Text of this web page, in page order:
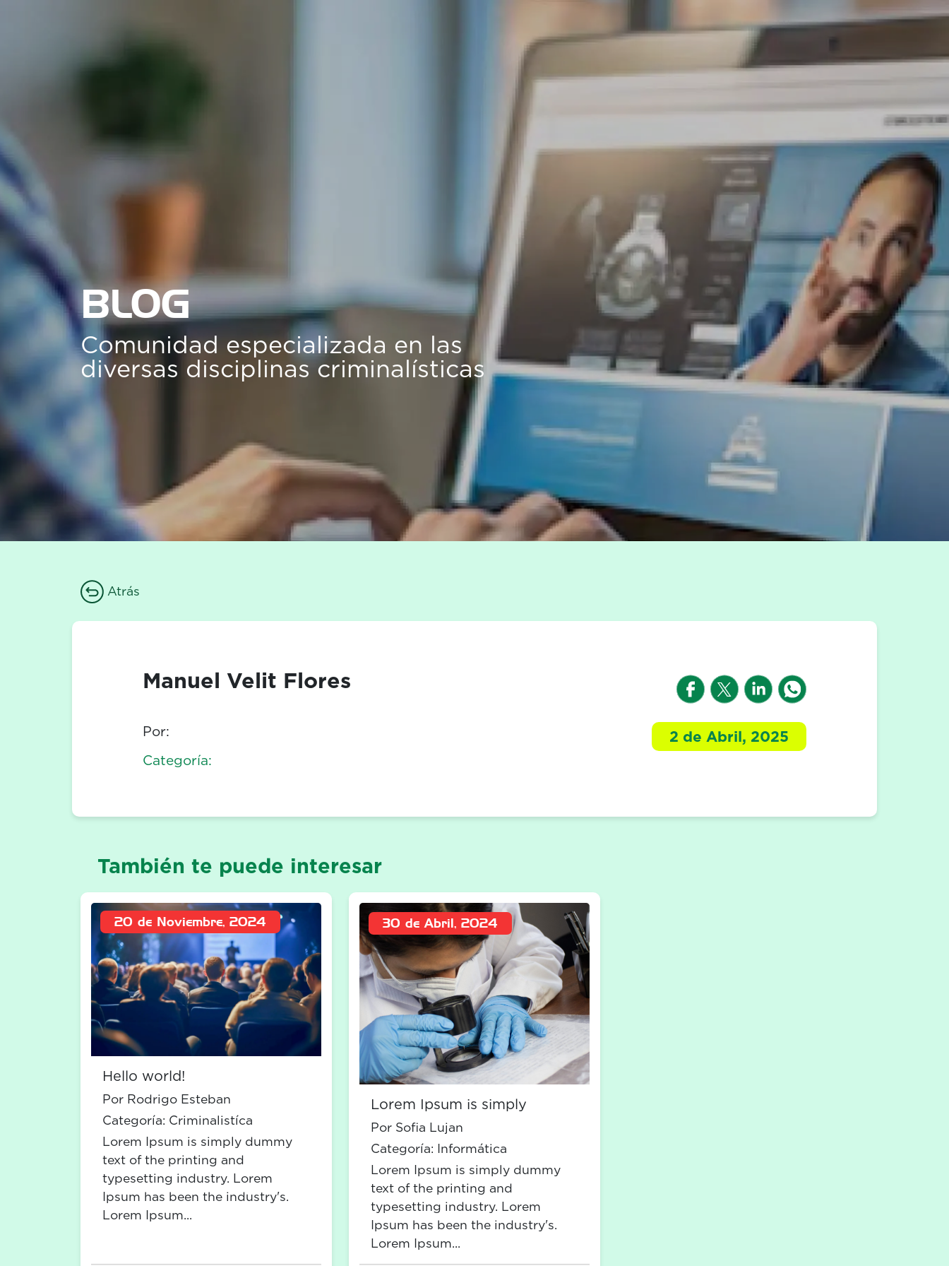
Certificados Soluciones Contáctanos
BLOG
Comunidad especializada en las
diversas disciplinas criminalísticas
Atrás
Manuel Velit Flores
Por: 2 de Abril, 2025
Categoría:
También te puede interesar
20 de Noviembre, 2024
Hello world!
Por Rodrigo Esteban
Categoría: Criminalistíca
Lorem Ipsum is simply dummy
text of the printing and
typesetting industry. Lorem
Ipsum has been the industry's.
Lorem Ipsum...
30 de Abril, 2024
Lorem Ipsum is simply
Por Sofia Lujan
Categoría: Informática
Lorem Ipsum is simply dummy
text of the printing and
typesetting industry. Lorem
Ipsum has been the industry's.
Lorem Ipsum...